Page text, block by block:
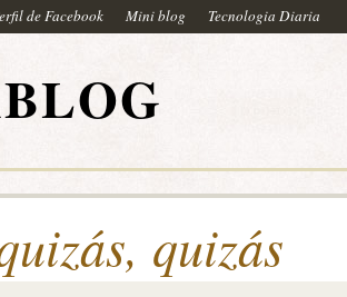
de Facebook Mini blog Tecnologia Diaria
quizás